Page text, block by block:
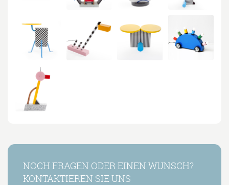
NOCH FRAGEN ODER EINEN WUNSCH?
KONTAKTIEREN SIE UNS